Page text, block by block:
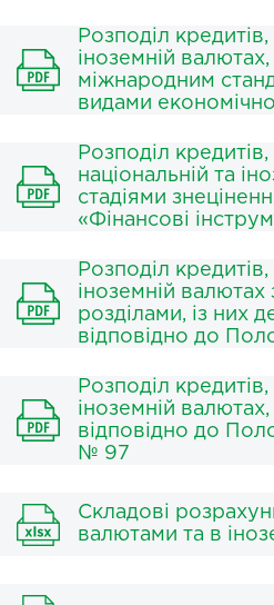
Розподіл
іноземній
міжнародним
видами
Розподіл
національній та
стадіями
«Фінансові
Розподіл
іноземній
розділами, із них
відповідно до
Розподіл
іноземній
відповідно до
№ 97
Складові
валютами та в